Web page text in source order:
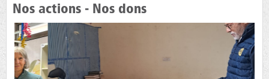
Nos actions - Nos dons